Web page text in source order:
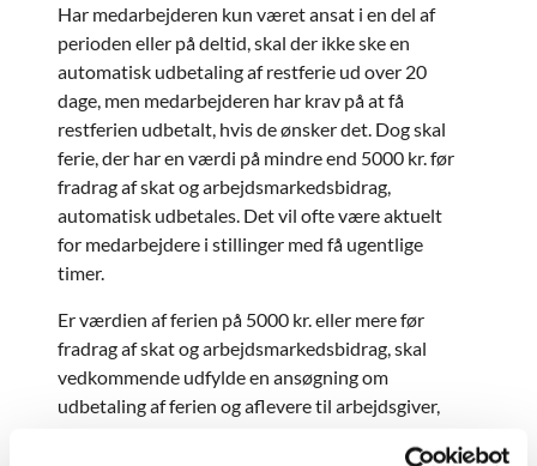
Har medarbejderen kun været ansat i en del af
perioden eller på deltid, skal der ikke ske en
automatisk udbetaling af restferie ud over 20
dage, men medarbejderen har krav på at få
restferien udbetalt, hvis de ønsker det. Dog skal
ferie, der har en værdi på mindre end 5000 kr. før
fradrag af skat og arbejdsmarkedsbidrag,
automatisk udbetales. Det vil ofte være aktuelt
for medarbejdere i stillinger med få ugentlige
timer.
Er værdien af ferien på 5000 kr. eller mere før
fradrag af skat og arbejdsmarkedsbidrag, skal
vedkommende udfylde en ansøgning om
udbetaling af ferien og aflevere til arbejdsgiver,